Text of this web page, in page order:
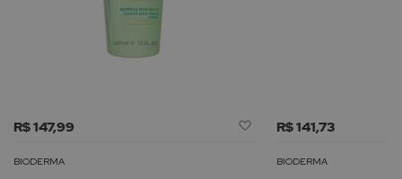
R$ 147,99
Adicionar
Lista
BIODERMA
R$ 141,73
BIODERMA